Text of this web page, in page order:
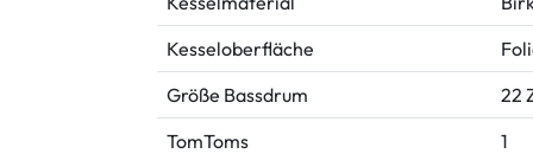
Kesseloberfläche
Größe Bassdrum
22
TomToms
1